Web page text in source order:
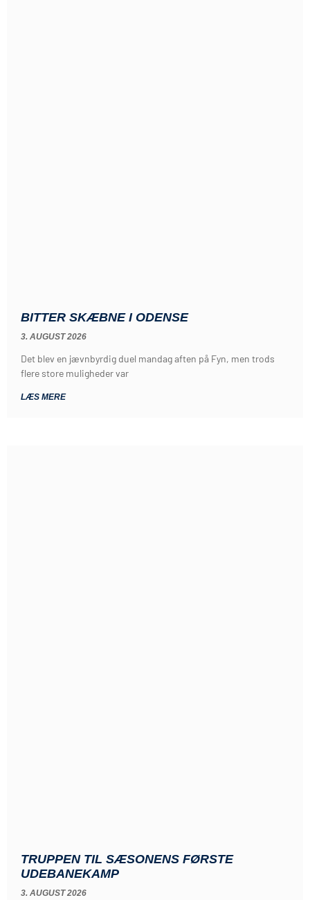
BITTER SKÆBNE I ODENSE
3. AUGUST 2026
Det blev en jævnbyrdig duel mandag aften på Fyn, men trods
flere store muligheder var
LÆS MERE
TRUPPEN TIL SÆSONENS FØRSTE
UDEBANEKAMP
3. AUGUST 2026